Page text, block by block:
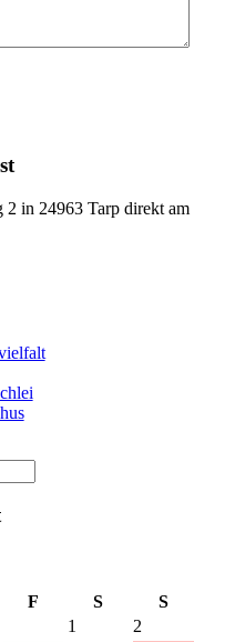
2 in 24963 Tarp direkt am
F S
S
1
2